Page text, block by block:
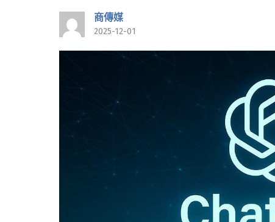
商傳媒
2025-12-01